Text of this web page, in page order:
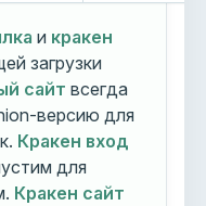
и кракен
загрузки
сайт всегда
версию для
Кракен вход
для
Кракен сайт